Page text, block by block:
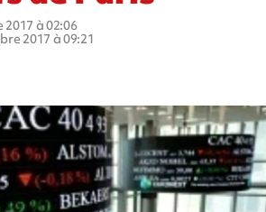
2017 à 02:06
2017 à 09:21